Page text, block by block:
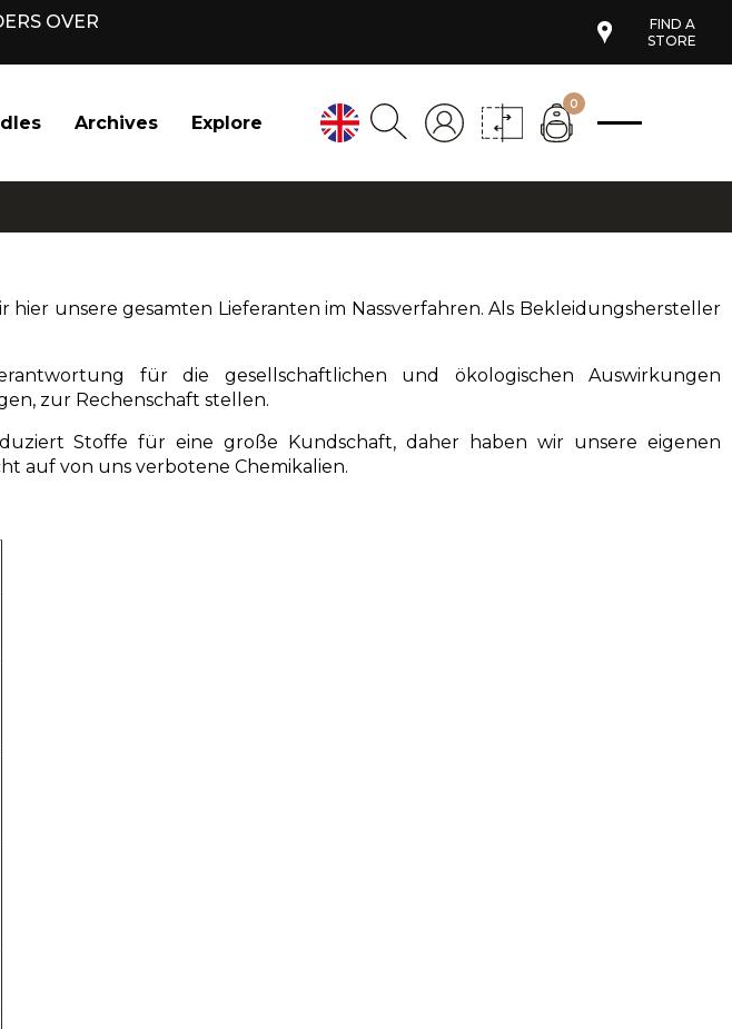
OVER
FIND A
STORE
Archives Explore
0
hier unsere gesamten Lieferanten im Nassverfahren. Als Bekleidungshersteller
für die gesellschaftlichen und ökologischen Auswirkungen
zur Rechenschaft stellen.
Stoffe für eine große Kundschaft, daher haben wir unsere eigenen
auf von uns verbotene Chemikalien.